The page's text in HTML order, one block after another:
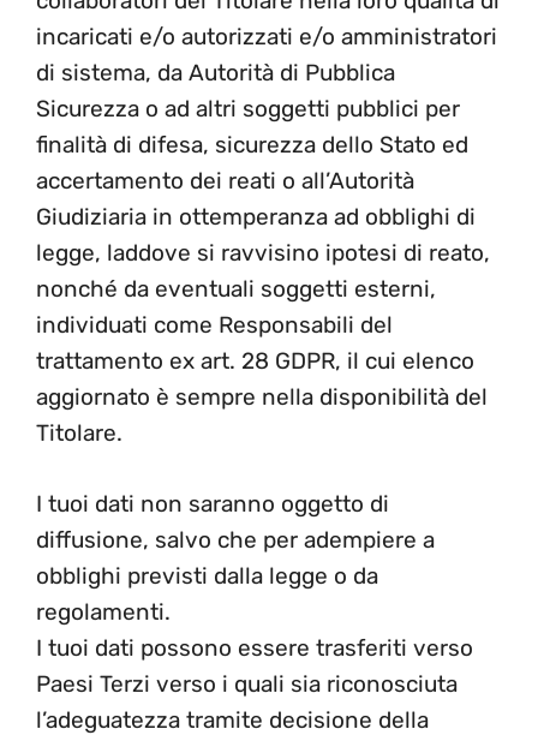
incaricati e/o autorizzati e/o amministratori
di sistema, da Autorità di Pubblica
Sicurezza o ad altri soggetti pubblici per
finalità di difesa, sicurezza dello Stato ed
accertamento dei reati o all’Autorità
Giudiziaria in ottemperanza ad obblighi di
legge, laddove si ravvisino ipotesi di reato,
nonché da eventuali soggetti esterni,
individuati come Responsabili del
trattamento ex art. 28 GDPR, il cui elenco
aggiornato è sempre nella disponibilità del
Titolare.
I tuoi dati non saranno oggetto di
diffusione, salvo che per adempiere a
obblighi previsti dalla legge o da
regolamenti.
I tuoi dati possono essere trasferiti verso
Paesi Terzi verso i quali sia riconosciuta
l’adeguatezza tramite decisione della